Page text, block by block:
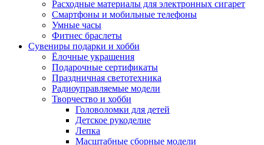
Расходные материалы для электронных сигарет
Смартфоны и мобильные телефоны
Умные часы
Фитнес браслеты
Сувениры подарки и хобби
Ёлочные украшения
Подарочные сертификаты
Праздничная светотехника
Радиоуправляемые модели
Творчество и хобби
Головоломки для детей
Детское рукоделие
Лепка
Масштабные сборные модели